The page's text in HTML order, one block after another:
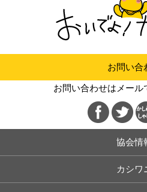
お問い合
お問い合わせはメール
協会情
カシワ